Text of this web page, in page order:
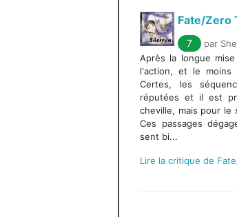
Fate/Zero
7
par
Après la longue
l'action, et le
Certes, les
réputées et il est
cheville, mais pour le
Ces passages
sent bi...
Lire la critique de